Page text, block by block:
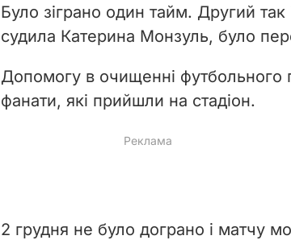
o
Було зіграно один тайм. Другий
судила Катерина Монзуль, було
Допомогу в очищенні футбольного
фанати, які прийшли на стадіон.
2 грудня не було дограно і матчу